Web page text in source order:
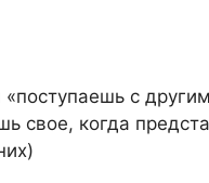
с
свое, когда